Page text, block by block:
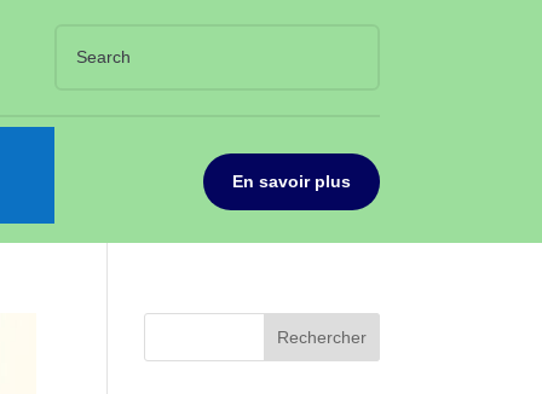
En savoir plus
Rechercher